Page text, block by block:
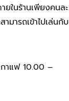
ในร้านเพียงคนละ
มารถเข้าไปเล่นกับ
าแฟ 10.00 –